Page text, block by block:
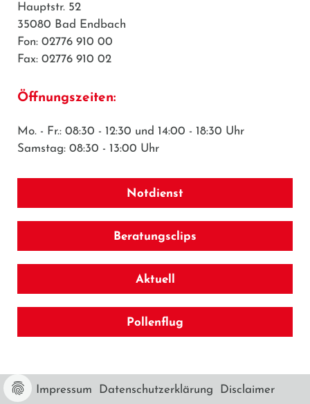
Hauptstr. 52
35080 Bad Endbach
Fon: 02776 910 00
Fax: 02776 910 02
Öffnungszeiten:
Mo. - Fr.: 08:30 - 12:30 und 14:00 - 18:30 Uhr
Samstag: 08:30 - 13:00 Uhr
Notdienst
Beratungsclips
Aktuell
Pollenflug
Impressum Datenschutzerklärung Disclaimer